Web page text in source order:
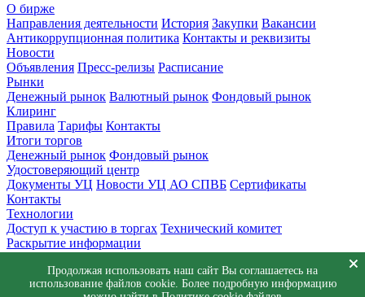
О бирже
Направления деятельности История Закупки Вакансии
Антикоррупционная политика Контакты и реквизиты
Новости
Объявления Пресс-релизы Расписание
Рынки
Денежный рынок Валютный рынок Фондовый рынок
Клиринг
Правила Тарифы Контакты
Итоги торгов
Денежный рынок Фондовый рынок
Удостоверяющий центр
Документы УЦ Новости УЦ АО СПВБ Сертификаты
Контакты
Технологии
Доступ к участию в торгах Технический комитет
Раскрытие информации
Обращения Заявка в техническую поддержку
© АО СПВБ 2016-2026. Все права защищены.
Продолжая использовать наш сайт Вы соглашаетесь на
использование файлов cookie. Более подробную информацию